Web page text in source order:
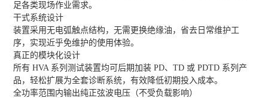
足各类现场作业需求。
干式系统设计
装置采用无电弧触点结构，无需更换绝缘油，省去日常维护工
序，实现近乎免维护的使用体验。
真正的模块化设计
所有 HVA 系列测试装置均可后期加装 PD、TD 或 PDTD 系列产
品，轻松扩展为全套诊断系统，有效降低初期投入成本。
全功率范围内输出纯正弦波电压（不受负载影响）